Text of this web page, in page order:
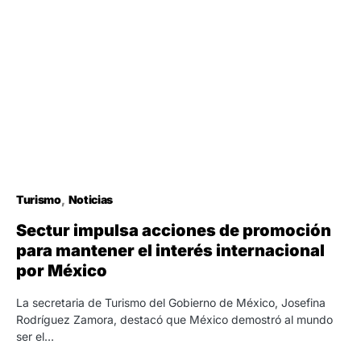
Turismo Noticias
Sectur impulsa acciones de promoción
para mantener el interés internacional
por México
La secretaria de Turismo del Gobierno de México, Josefina
Rodríguez Zamora, destacó que México demostró al mundo
ser el…